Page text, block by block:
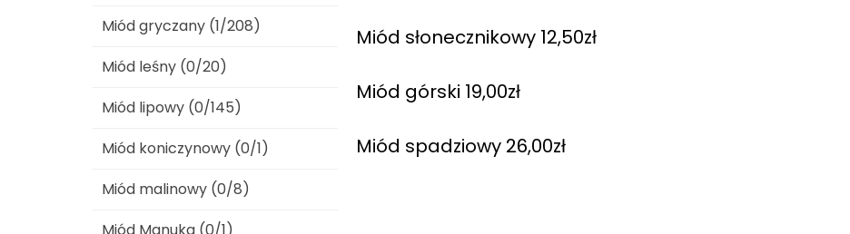
Miód słonecznikowy 12,50zł
Miód górski 19,00zł
Miód spadziowy 26,00zł
Miód gryczany (1/208)
Miód leśny (0/20)
Miód lipowy (0/145)
Miód koniczynowy (0/1)
Miód malinowy (0/8)